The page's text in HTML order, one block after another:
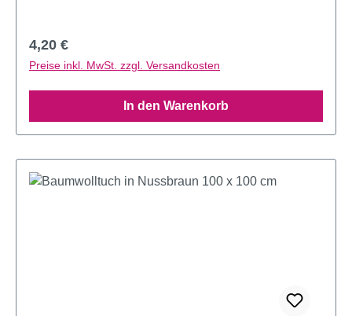
Regulärer Preis:
4,20 €
Preise inkl. MwSt. zzgl. Versandkosten
In den Warenkorb